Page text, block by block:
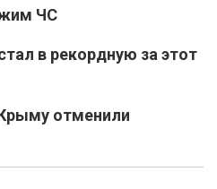
ЧС
в рекордную за этот
отменили